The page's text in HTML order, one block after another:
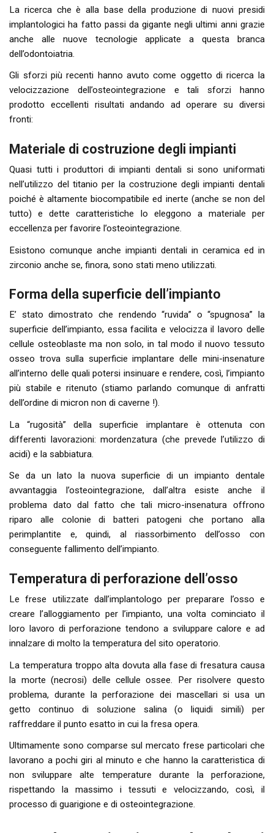
La ricerca che è alla base della produzione di nuovi presidi
implantologici ha fatto passi da gigante negli ultimi anni grazie
anche alle nuove tecnologie applicate a questa branca
dell’odontoiatria.
Gli sforzi più recenti hanno avuto come oggetto di ricerca la
velocizzazione dell’osteointegrazione e tali sforzi hanno
prodotto eccellenti risultati andando ad operare su diversi
fronti:
Materiale di costruzione degli impianti
Quasi tutti i produttori di impianti dentali si sono uniformati
nell’utilizzo del titanio per la costruzione degli impianti dentali
poiché è altamente biocompatibile ed inerte (anche se non del
tutto) e dette caratteristiche lo eleggono a materiale per
eccellenza per favorire l’osteointegrazione.
Esistono comunque anche impianti dentali in ceramica ed in
zirconio anche se, finora, sono stati meno utilizzati.
Forma della superficie dell’impianto
E’ stato dimostrato che rendendo “ruvida” o “spugnosa” la
superficie dell’impianto, essa facilita e velocizza il lavoro delle
cellule osteoblaste ma non solo, in tal modo il nuovo tessuto
osseo trova sulla superficie implantare delle mini-insenature
all’interno delle quali potersi insinuare e rendere, così, l’impianto
più stabile e ritenuto (stiamo parlando comunque di anfratti
dell’ordine di micron non di caverne !).
La “rugosità” della superficie implantare è ottenuta con
differenti lavorazioni: mordenzatura (che prevede l’utilizzo di
acidi) e la sabbiatura.
Se da un lato la nuova superficie di un impianto dentale
avvantaggia l’osteointegrazione, dall’altra esiste anche il
problema dato dal fatto che tali micro-insenatura offrono
riparo alle colonie di batteri patogeni che portano alla
perimplantite e, quindi, al riassorbimento dell’osso con
conseguente fallimento dell’impianto.
Temperatura di perforazione dell’osso
Le frese utilizzate dall’implantologo per preparare l’osso e
creare l’alloggiamento per l’impianto, una volta cominciato il
loro lavoro di perforazione tendono a sviluppare calore e ad
innalzare di molto la temperatura del sito operatorio.
La temperatura troppo alta dovuta alla fase di fresatura causa
la morte (necrosi) delle cellule ossee. Per risolvere questo
problema, durante la perforazione dei mascellari si usa un
getto continuo di soluzione salina (o liquidi simili) per
raffreddare il punto esatto in cui la fresa opera.
Ultimamente sono comparse sul mercato frese particolari che
lavorano a pochi giri al minuto e che hanno la caratteristica di
non sviluppare alte temperature durante la perforazione,
rispettando la massimo i tessuti e velocizzando, così, il
processo di guarigione e di osteointegrazione.